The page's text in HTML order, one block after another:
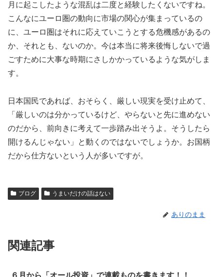
月に起こしたような混乱は二度と経験したくないですね。
こんなにユーロ圏の動向に市場の関心が集まっているの
に、ユーロ圏はそれに応えていこうとする危機感があるの
か、それとも、ないのか。今は本当に将来後悔しないで過
ごすために大事な時期にさしかかっているような気がしま
す。
日本国民であれば、おそらく、厳しい現実を受け止めて、
「厳しいのは分かっているけど、やらないと先に進めない
のだから、前向きに考えて一歩踏み出そうよ。そうしたら
開けるんじゃない」と動くのではないでしょうか。お国柄
だから仕方ないという人が多いですが。
ブログ うまいだけの話はない
ありのまま
関連記事